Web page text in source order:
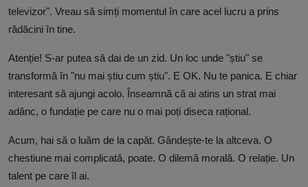
televizor". Vreau să simți momentul în care acel lucru a prins
rădăcini în tine.
Atenție! S-ar putea să dai de un zid. Un loc unde "știu" se
transformă în "nu mai știu cum știu". E OK. Nu te panica. E chiar
interesant să ajungi acolo. Înseamnă că ai atins un strat mai
adânc, o fundație pe care nu o mai poți diseca rațional.
Acum, hai să o luăm de la capăt. Gândește-te la altceva. O
chestiune mai complicată, poate. O dilemă morală. O relație. Un
talent pe care îl ai.